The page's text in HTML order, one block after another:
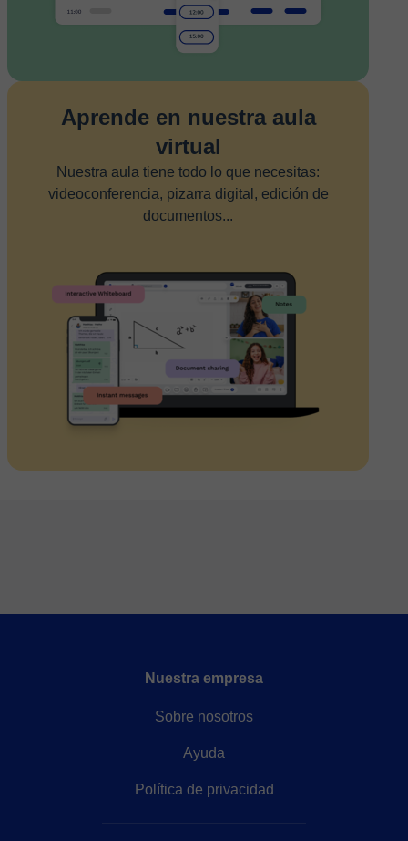
Aprende en nuestra aula
virtual
Nuestra aula tiene todo lo que necesitas:
videoconferencia, pizarra digital, edición de
documentos...
Nuestra empresa
Sobre nosotros
Ayuda
Política de privacidad